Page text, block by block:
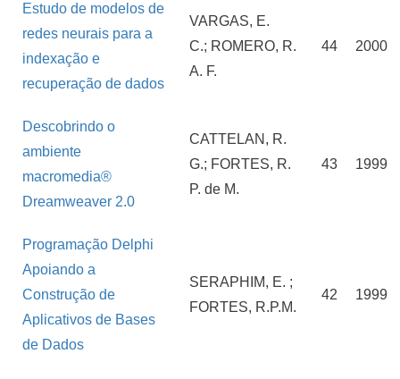
Estudo de modelos de
redes neurais para a
indexação e
recuperação de dados
VARGAS, E.
C.; ROMERO, R.
A. F.
44 2000
Descobrindo o
ambiente
macromedia®
Dreamweaver 2.0
CATTELAN, R.
G.; FORTES, R.
P. de M.
43 1999
Programação Delphi
Apoiando a
Construção de
Aplicativos de Bases
de Dados
SERAPHIM, E. ;
FORTES, R.P.M.
42 1999